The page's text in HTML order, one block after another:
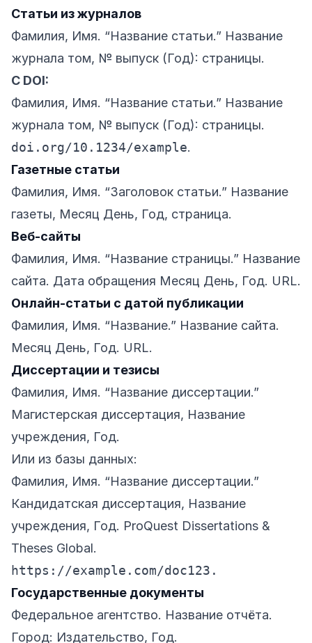
Статьи из журналов
Фамилия, Имя. “Название статьи.” Название
журнала том, № выпуск (Год): страницы.
С DOI:
Фамилия, Имя. “Название статьи.” Название
журнала том, № выпуск (Год): страницы.
doi.org/10.1234/example.
Газетные статьи
Фамилия, Имя. “Заголовок статьи.” Название
газеты, Месяц День, Год, страница.
Веб-сайты
Фамилия, Имя. “Название страницы.” Название
сайта. Дата обращения Месяц День, Год. URL.
Онлайн-статьи с датой публикации
Фамилия, Имя. “Название.” Название сайта.
Месяц День, Год. URL.
Диссертации и тезисы
Фамилия, Имя. “Название диссертации.”
Магистерская диссертация, Название
учреждения, Год.
Или из базы данных:
Фамилия, Имя. “Название диссертации.”
Кандидатская диссертация, Название
учреждения, Год. ProQuest Dissertations &
Theses Global.
https://example.com/doc123.
Государственные документы
Федеральное агентство. Название отчёта.
Город: Издательство, Год.